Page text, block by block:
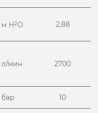
м H2O 2,88
л/мин 2700
бар 10